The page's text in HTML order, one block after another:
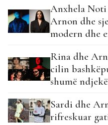
Anxhela Noti
Arnon dhe
modern dhe
Rina dhe
cilin
shumë
Sardi dhe
rifreskuar